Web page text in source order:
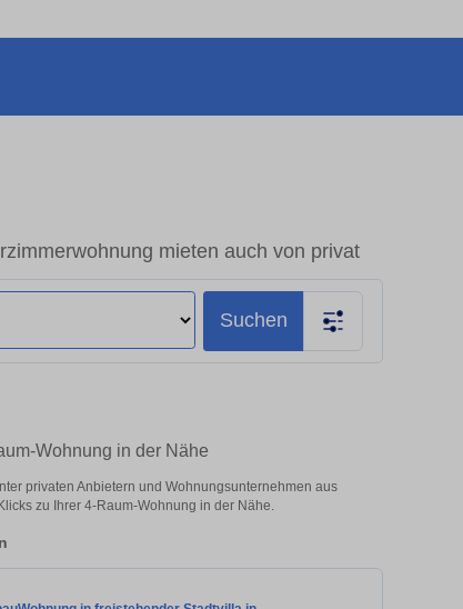
mieten auch von privat
Suchen
Wohnung in der Nähe
privaten Anbietern und Wohnungsunternehmen aus
zu Ihrer 4-Raum-Wohnung in der Nähe.